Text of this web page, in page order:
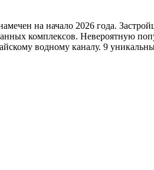
на начало 2026 года.
комплексов. Невероятную
водному каналу. 9